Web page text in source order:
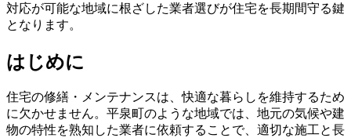
対応が可能な地域に根ざした業者選びが住宅を長期間守る鍵
となります。
はじめに
住宅の修繕・メンテナンスは、快適な暮らしを維持するため
に欠かせません。平泉町のような地域では、地元の気候や建
物の特性を熟知した業者に依頼することで、適切な施工と長